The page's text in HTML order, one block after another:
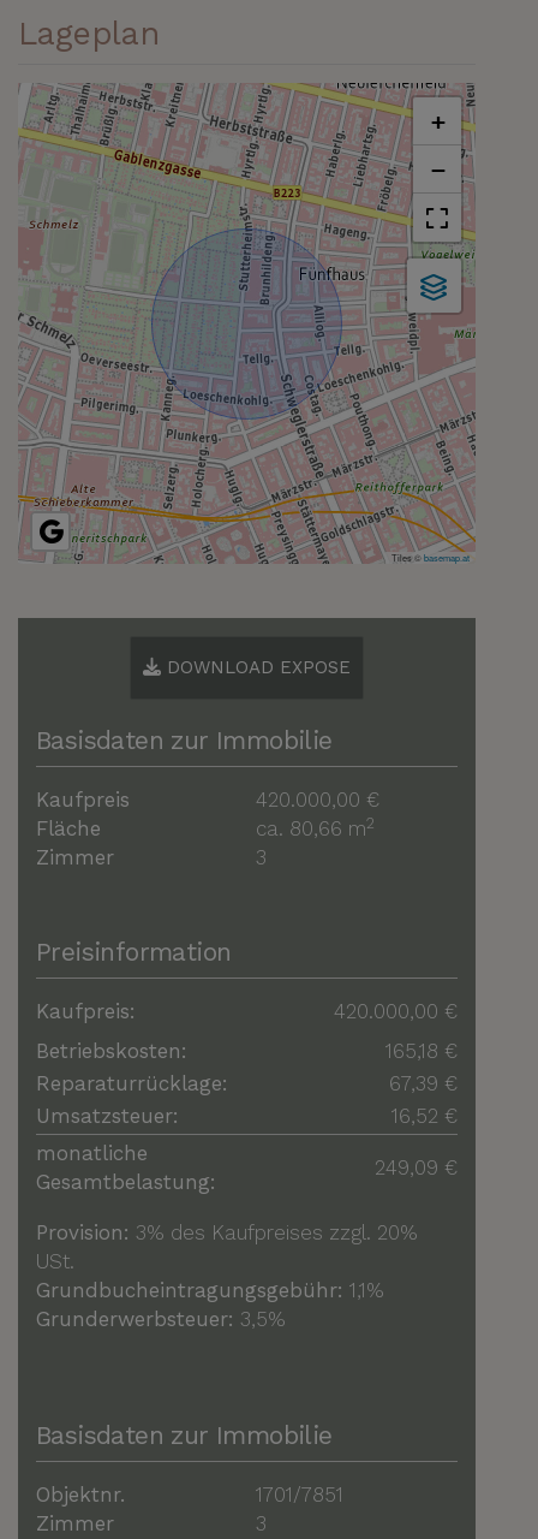
Lageplan
+
−
Tiles ©basemap.at
DOWNLOAD EXPOSE
Basisdaten zur Immobilie
Kaufpreis
420.000,00 €
Fläche
ca. 80,66 m2
Zimmer 3
Preisinformation
Kaufpreis:
420.000,00 €
Betriebskosten:
165,18 €
Reparaturrücklage:
67,39 €
Umsatzsteuer:
16,52 €
monatliche
Gesamtbelastung:
249,09 €
Provision: 3% des Kaufpreises zzgl. 20%
USt.
Grundbucheintragungsgebühr: 1,1%
Grunderwerbsteuer: 3,5%
Basisdaten zur Immobilie
Objektnr.
1701/7851
Zimmer
3